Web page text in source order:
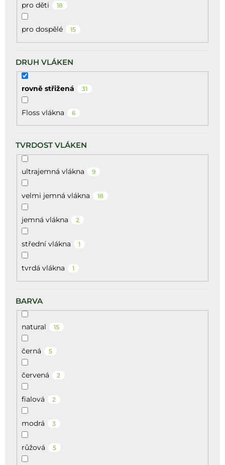
pro děti 18
pro dospělé 15
DRUH VLÁKEN
rovně střižená 31
Floss vlákna 6
TVRDOST VLÁKEN
ultrajemná vlákna 9
velmi jemná vlákna 18
jemná vlákna 2
střední vlákna 1
tvrdá vlákna 1
BARVA
natural 15
černá 5
červená 2
fialová 2
modrá 3
růžová 5